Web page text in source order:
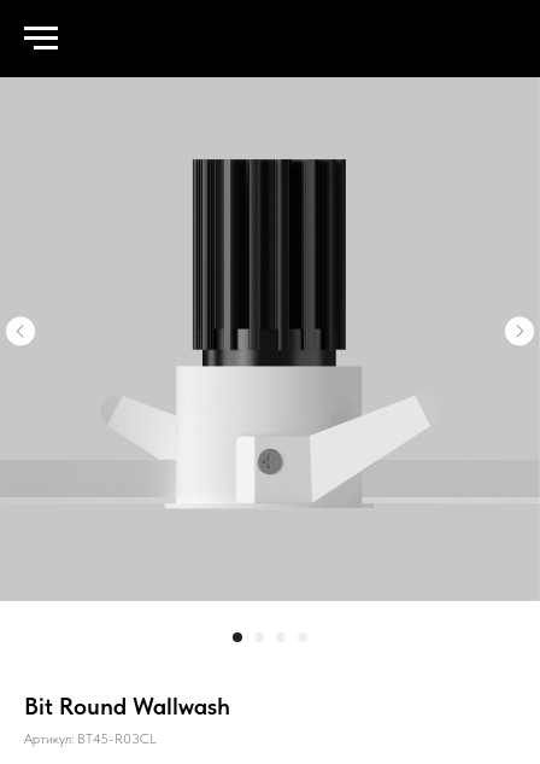
Bit Round Wallwash
Артикул: BT45-R03CL